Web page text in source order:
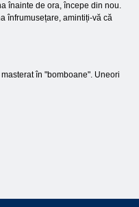
înainte de ora, începe din nou.
înfrumusețare, amintiți-vă că
în "bomboane". Uneori